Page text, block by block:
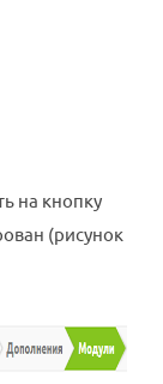
на кнопку
(рисунок